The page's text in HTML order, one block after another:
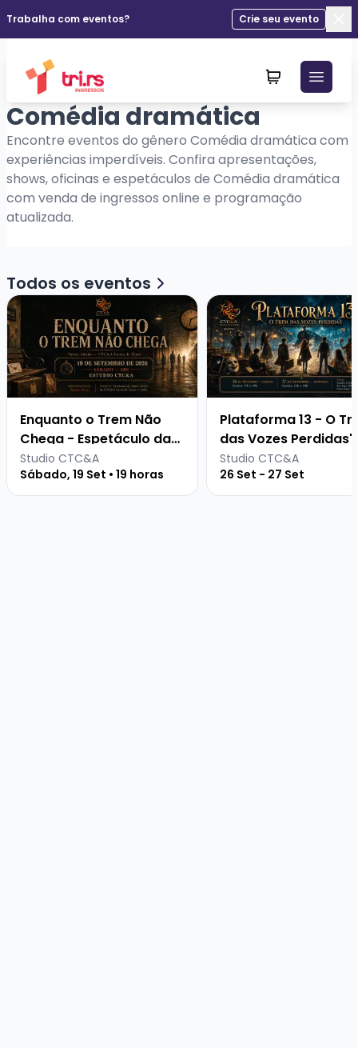
Trabalha com eventos?
Crie seu evento
Comédia dramática
Encontre eventos do gênero Comédia dramática com
experiências imperdíveis. Confira apresentações,
shows, oficinas e espetáculos de Comédia dramática
com venda de ingressos online e programação
atualizada.
Todos os eventos
Veja mais sobre Enquanto o Trem Não Chega -
Enquanto o Trem Não
Chega - Espetáculo da
Turma Adulto l CTC&A
2026
Studio CTC&A
Sábado, 19 Set • 19 horas
Veja mais sobre
Plataforma 13 - O
das Vozes
Espetáculo da
Juvenil l CTC&A
Studio CTC&A
26 Set - 27 Set